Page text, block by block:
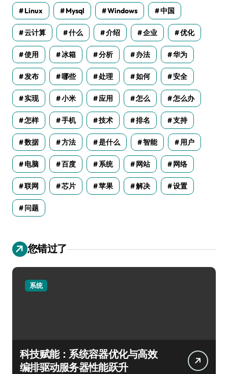
Linux Mysql Windows 中国
云计算 什么 介绍 企业 优化
使用 冰箱 分析 办法 华为
发布 哪些 处理 如何 安全
实现 小米 应用 怎么 怎么办
怎样 手机 技术 排名 支持
数据 方法 是什么 智能 用户
电脑 百度 系统 网站 网络
联网 芯片 苹果 解决 设置
问题
您错过了
系统
科技赋能：系统容器优化与高效
编排驱动服务器性能跃升